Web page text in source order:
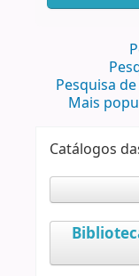
Pesquisa
Mais
Catálogos